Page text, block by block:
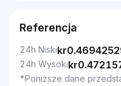
Referencja
24h Niskikr
24h Wysokikr
*Poniższe dane